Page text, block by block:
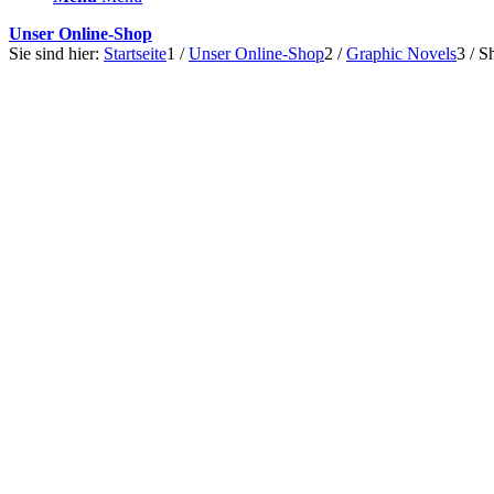
Unser Online-Shop
Sie sind hier: Startseite1 / Unser Online-Shop2 / Graphic Novels3 /